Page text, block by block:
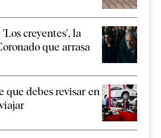
creyentes', la
que arrasa
que debes revisar en